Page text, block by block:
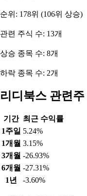
순위: 178위 (106위 상승)
관련 주식 수: 13개
상승 종목 수: 8개
하락 종목 수: 2개
리디북스 관련
기간 최근 수익률
1주일 5.24%
1개월 3.15%
3개월 -26.93%
6개월 -27.31%
1년
-3.60%